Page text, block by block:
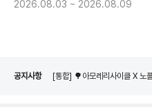
2026.08.03 ~ 2026.08.09
공지사항